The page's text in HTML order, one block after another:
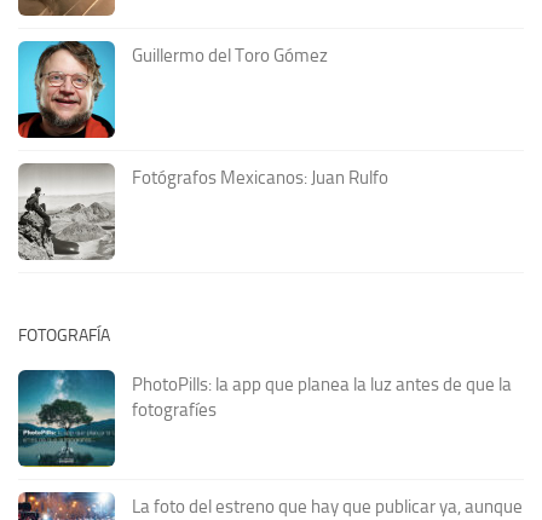
Guillermo del Toro Gómez
Fotógrafos Mexicanos: Juan Rulfo
FOTOGRAFÍA
PhotoPills: la app que planea la luz antes de que la
fotografíes
La foto del estreno que hay que publicar ya, aunque